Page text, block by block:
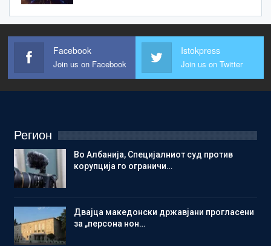
Facebook
Join us on Facebook
Istokpress
Join us on Twitter
Регион
Во Албанија, Специјалниот суд против
корупција го ограничи…
Двајца македонски државјани прогласени
за „персона нон…